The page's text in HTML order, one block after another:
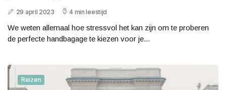
29 april 2023 4 min leestijd
We weten allemaal hoe stressvol het kan zijn om te proberen
de perfecte handbagage te kiezen voor je...
Reizen